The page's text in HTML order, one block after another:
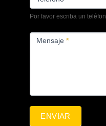
Por favor escriba un
Mensaje*
ENVIAR